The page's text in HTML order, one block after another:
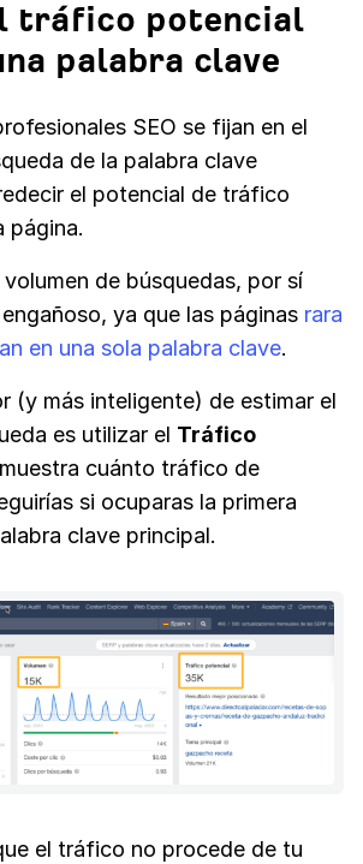
tráfico potencial
palabra clave
SEO se fijan en el
de la palabra clave
el potencial de tráfico
página.
de búsquedas, por sí
ya que las páginas rara
en una sola palabra clave.
(y más inteligente) de estimar el
es utilizar el Tráfico
cuánto tráfico de
si ocuparas la primera
clave principal.
el tráfico no procede de tu